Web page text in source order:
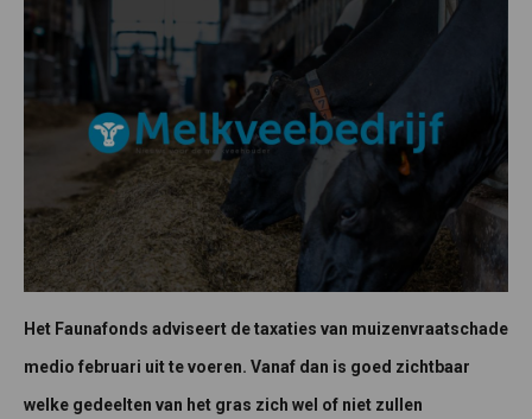
Het Faunafonds adviseert de taxaties van muizenvraatschade
medio februari uit te voeren. Vanaf dan is goed zichtbaar
welke gedeelten van het gras zich wel of niet zullen